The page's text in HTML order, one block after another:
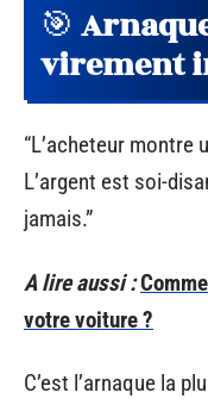
🎯
virement
“L’acheteur montre
L’argent est soi-
jamais.”
A lire aussi :
votre voiture ?
C’est l’arnaque la